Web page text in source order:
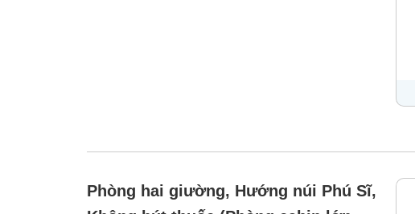
Phòng hai giường, Hướng núi Phú Sĩ,